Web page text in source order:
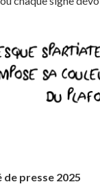
de presse 2025